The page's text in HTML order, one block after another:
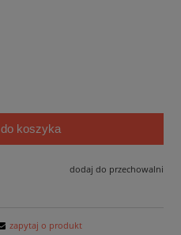
do koszyka
dodaj do przechowalni
zapytaj o produkt